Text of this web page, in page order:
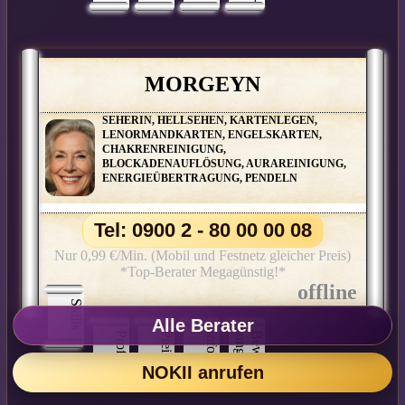
MORGEYN
SEHERIN, HELLSEHEN, KARTENLEGEN,
LENORMANDKARTEN, ENGELSKARTEN,
CHAKRENREINIGUNG,
BLOCKADENAUFLÖSUNG, AURAREINIGUNG,
ENERGIEÜBERTRAGUNG, PENDELN
Skills
Profil
Preis Info B
e
w
e
r
­
t
u
n
g
e
n
Tel: 0900 2 - 80 00 00 08
Nur 0,99 €/Min. (Mobil und Festnetz gleicher Preis)
*Top-Berater Megagünstig!*
NOKII anrufen
Alle Berater